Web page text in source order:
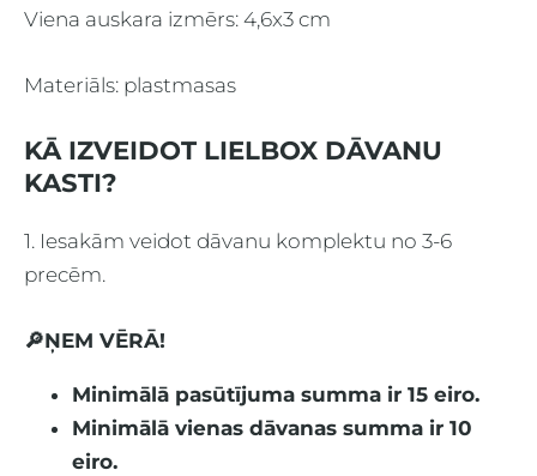
Viena auskara izmērs: 4,6x3 cm
Materiāls: plastmasas
KĀ IZVEIDOT LIELBOX DĀVANU
KASTI?
1. Iesakām veidot dāvanu komplektu no 3-6
precēm.
🔎ŅEM VĒRĀ!
Minimālā pasūtījuma summa ir 15 eiro.
Minimālā vienas dāvanas summa ir 10
eiro.